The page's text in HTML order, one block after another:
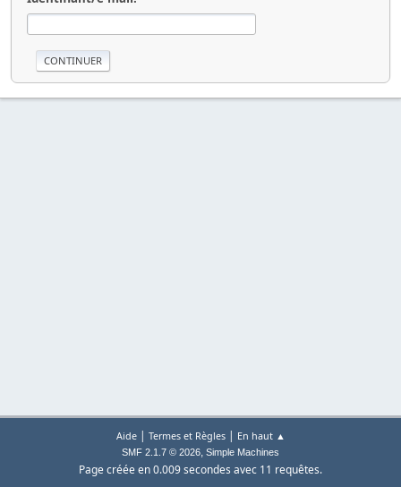
Aide| Termes et Règles| En haut ▲
SMF 2.1.7 © 2026, Simple Machines
Page créée en 0.009 secondes avec 11 requêtes.